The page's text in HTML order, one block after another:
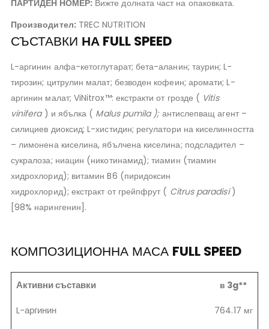
ПАРТИДЕН НОМЕР:Вижте долната част на опаковката.
Производител:TREC NUTRITION
СЪСТАВКИ НА FULL SPEED
L-аргинин алфа-кетоглутарат; бета-аланин; таурин; L-
тирозин; цитрулин малат; безводен кофеин; аромати; L-
аргинин малат; ViNitrox™: екстракти от грозде ( Vitis
vinifera) и ябълка ( Malus pumila ); антислепващ агент –
силициев диоксид; L-хистидин; регулатори на киселинността
– лимонена киселина, ябълчена киселина; подсладител –
сукралоза; ниацин (никотинамид); тиамин (тиамин
хидрохлорид); витамин B6 (пиридоксин
хидрохлорид); екстракт от грейпфрут ( Citrus paradisi)
[98% нарингенин].
КОМПОЗИЦИОННА МАСА FULL SPEED
Активни съставки в 3g**
L-аргинин 764.17 мг